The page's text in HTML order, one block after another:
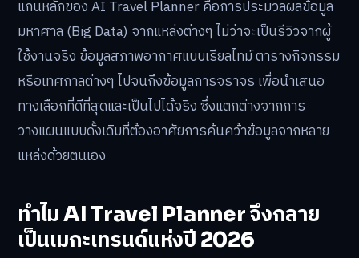
แกนหลักของ AI Travel Planner คือการประมวลผลข้อมูล
มหาศาล (Big Data) จากแหล่งต่างๆ ไม่ว่าจะเป็นรีวิวจากผู้
ใช้งานจริง ข้อมูลสภาพอากาศแบบเรียลไทม์ ตารางกิจกรรม
หรือเทศกาลต่างๆ ไปจนถึงข้อมูลการจราจร เพื่อนำเสนอ
ทางเลือกที่ดีที่สุดและเป็นไปได้จริง ซึ่งแตกต่างจากการ
วางแผนแบบดั้งเดิมที่ต้องอาศัยการค้นคว้าข้อมูลจากหลาย
แหล่งด้วยตนเอง
ทำไม AI Travel Planner จึงกลาย
เป็นเมกะเทรนด์แห่งปี 2026